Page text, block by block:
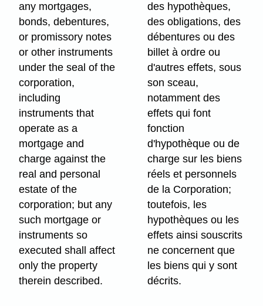
any mortgages,
bonds, debentures,
or promissory notes
or other instruments
under the seal of the
corporation,
including
instruments that
operate as a
mortgage and
charge against the
real and personal
estate of the
corporation; but any
such mortgage or
instruments so
executed shall affect
only the property
therein described.
des hypothèques,
des obligations, des
débentures ou des
billet à ordre ou
d'autres effets, sous
son sceau,
notamment des
effets qui font
fonction
d'hypothèque ou de
charge sur les biens
réels et personnels
de la Corporation;
toutefois, les
hypothèques ou les
effets ainsi souscrits
ne concernent que
les biens qui y sont
décrits.